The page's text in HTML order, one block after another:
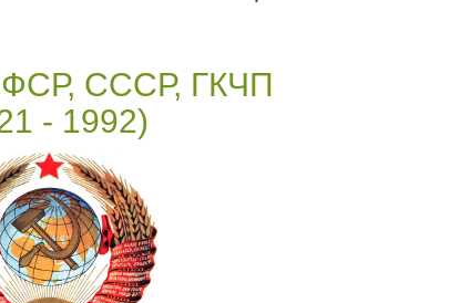
СССР, ГКЧП
- 1992)